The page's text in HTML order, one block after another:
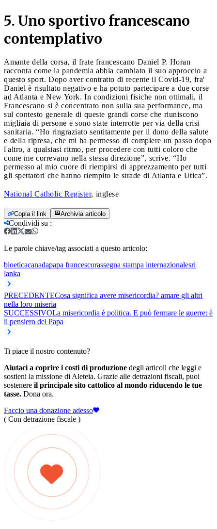
5. Uno sportivo francescano
contemplativo
Amante della corsa, il frate francescano Daniel P. Horan
racconta come la pandemia abbia cambiato il suo approccio a
questo sport. Dopo aver contratto di recente il Covid-19, fra'
Daniel è risultato negativo e ha potuto partecipare a due corse
ad Atlanta e New York. In condizioni fisiche non ottimali, il
Francescano si è concentrato non sulla sua performance, ma
sul contesto generale di queste grandi corse che riuniscono
migliaia di persone e sono state interrotte per via della crisi
sanitaria. “Ho ringraziato sentitamente per il dono della salute
e della ripresa, che mi ha permesso di compiere un passo dopo
l'altro, a qualsiasi ritmo, per procedere con tutti coloro che
come me correvano nella stessa direzione”, scrive. “Ho
permesso al mio cuore di riempirsi di apprezzamento per tutti
gli spettatori che hanno riempito le strade di Atlanta e Utica”.
National Catholic Register, inglese
Copia il link Archivia articolo
Condividi su :
Le parole chiave/tag associati a questo articolo:
bioeticacanadapapa francescorassegna stampa internazionalesri
lanka
PRECEDENTECosa significa avere misericordia? amare gli altri
nella loro miseria
SUCCESSIVOLa misericordia è politica. E può fermare le guerre: è
il pensiero del Papa
Ti piace il nostro contenuto?
Aiutaci a coprire i costi di produzione degli articoli che leggi e
sostieni la missione di Aleteia. Grazie alle detrazioni fiscali, puoi
sostenere il principale sito cattolico al mondo riducendo le tue
tasse. Dona ora.
Faccio una donazione adesso
( Con detrazione fiscale )